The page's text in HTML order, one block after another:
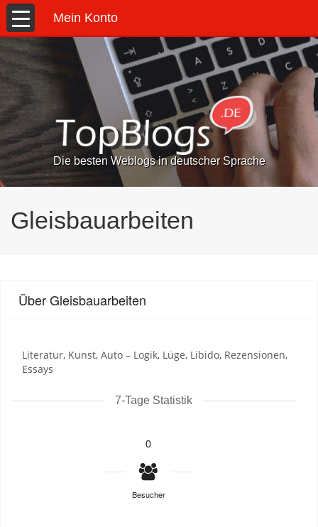
Mein Konto
Die besten Weblogs in deutscher Sprache
Gleisbauarbeiten
Über Gleisbauarbeiten
Literatur, Kunst, Auto – Logik, Lüge, Libido, Rezensionen,
Essays
7-Tage Statistik
0
Besucher